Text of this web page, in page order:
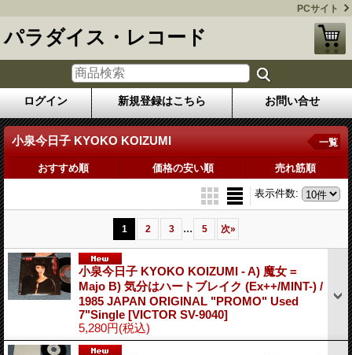
PCサイト
パラダイス・レコード
ログイン 新規登録はこちら お問い合せ
小泉今日子 KYOKO KOIZUMI 一覧
おすすめ順 価格の安い順 売れ筋順
表示件数:
1 2 3 ... 5 次»
小泉今日子 KYOKO KOIZUMI - A) 魔女 =
Majo B) 気分はハートブレイク (Ex++/MINT-) /
1985 JAPAN ORIGINAL "PROMO" Used
7"Single [VICTOR SV-9040]
5,280円(税込)